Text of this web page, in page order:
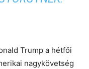
Trump a hétfői
nagykövetség